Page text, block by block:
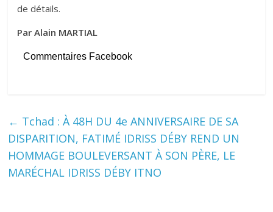
de détails.
Par Alain MARTIAL
Commentaires Facebook
← Tchad : À 48H DU 4e ANNIVERSAIRE DE SA
DISPARITION, FATIMÉ IDRISS DÉBY REND UN
HOMMAGE BOULEVERSANT À SON PÈRE, LE
MARÉCHAL IDRISS DÉBY ITNO